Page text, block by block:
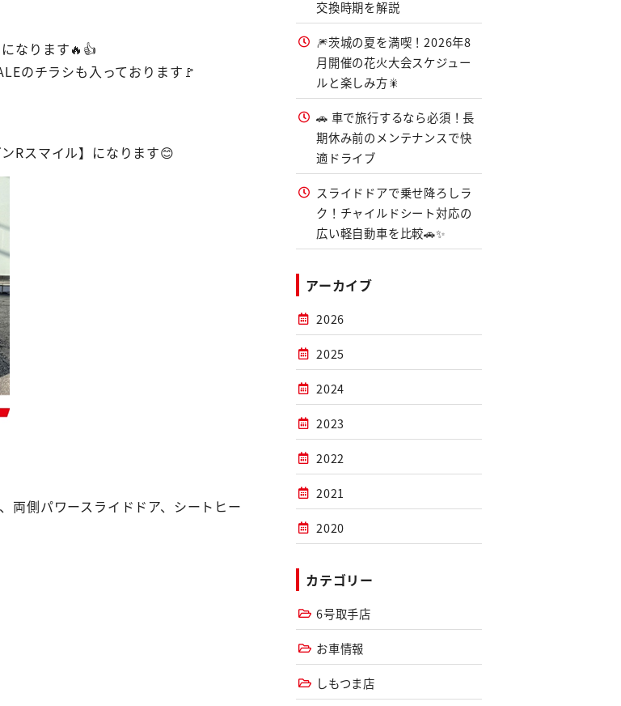
なります🔥👍
のチラシも入っております🚩
Rスマイル】になります😊
両側パワースライドドア、シートヒー
交換時期を解説
🎆茨城の夏を満喫！2026年8
月開催の花火大会スケジュー
ルと楽しみ方🎇
🚗 車で旅行するなら必須！長
期休み前のメンテナンスで快
適ドライブ
スライドドアで乗せ降ろしラ
ク！チャイルドシート対応の
広い軽自動車を比較🚗✨
アーカイブ
2026
2025
2024
2023
2022
2021
2020
カテゴリー
6号取手店
お車情報
しもつま店